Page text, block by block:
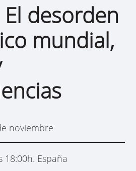
El desorden
mundial,
noviembre
18:00h. España